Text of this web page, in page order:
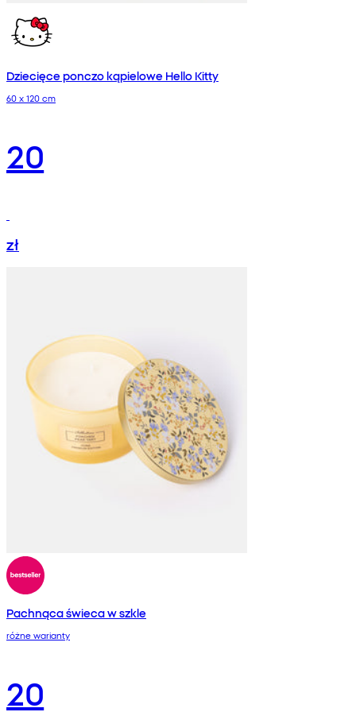
Dziecięce ponczo kąpielowe Hello Kitty
60 x 120 cm
20
zł
Pachnąca świeca w szkle
różne warianty
20